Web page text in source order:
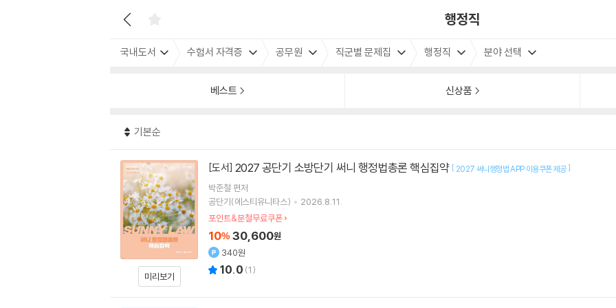
행정직
국내도서 수험서 자격증 공무원 직군별 문제집 행정직 분야 선택
베스트 신상품
기본순
미리보기
[도서] 2027 공단기 소방단기 써니 행정법총론 핵심집약 [ 2027 써니행정법 APP 이용쿠폰 제공]
박준철 편저
공단기(에스티유니타스)
2026.8.11.
포인트&분철무료쿠폰
10% 30,600원
340원
10.0 (1)